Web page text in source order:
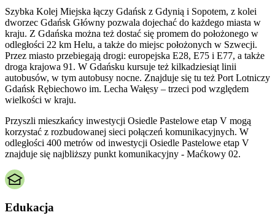
Szybka Kolej Miejska łączy Gdańsk z Gdynią i Sopotem, z kolei
dworzec Gdańsk Główny pozwala dojechać do każdego miasta w
kraju. Z Gdańska można też dostać się promem do położonego w
odległości 22 km Helu, a także do miejsc położonych w Szwecji.
Przez miasto przebiegają drogi: europejska E28, E75 i E77, a także
droga krajowa 91. W Gdańsku kursuje też kilkadziesiąt linii
autobusów, w tym autobusy nocne. Znajduje się tu też Port Lotniczy
Gdańsk Rębiechowo im. Lecha Wałęsy – trzeci pod względem
wielkości w kraju.
Przyszli mieszkańcy inwestycji Osiedle Pastelowe etap V mogą
korzystać z rozbudowanej sieci połączeń komunikacyjnych. W
odległości 400 metrów od inwestycji Osiedle Pastelowe etap V
znajduje się najbliższy punkt komunikacyjny - Maćkowy 02.
Edukacja